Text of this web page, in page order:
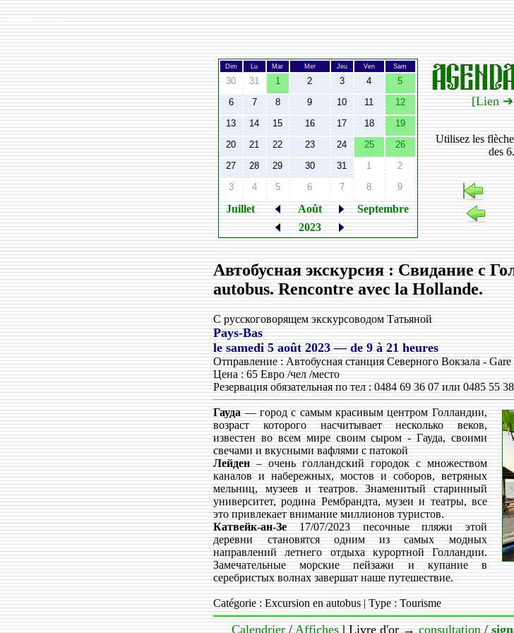
Width:1344
Dim Lu Mar Mer Jeu Ven Sam
30 31 1 2 3 4
5
6
7 8 9 10 11
12
13
14 15 16 17 18
19
20
21 22 23 24 25
26
27
28 29 30 31 1
2
3
4 5 6 7 8 9
Juillet Août
Septembre
2023
[Lien ➔
Utilisez les
des
Автобусная экскурсия : Свидание с
autobus. Rencontre avec la Hollande.
С русскоговорящем экскурсоводом Татьяной
Pays-Bas
lesamedi 5 août 2023— de 9 à 21 heures
Отправление : Автобусная станция Северного Вокзала -
Цена : 65 Евро /чел /место
Резервация обязательная по тел : 0484 69 36 07 или 0485 55
Гауда— город с самым красивым центром Голландии,
возраст которого насчитывает несколько веков,
известен во всем мире своим сыром - Гауда, своими
свечами и вкусными вафлями с патокой
Лейден– очень голландский городок с множеством
каналов и набережных, мостов и соборов, ветряных
мельниц, музеев и театров. Знаменитый старинный
университет, родина Рембрандта, музеи и театры, все
это привлекает внимание миллионов туристов.
Катвейк-ан-Зе17/07/2023 песочные пляжи этой
деревни становятся одним из самых модных
направлений летнего отдыха курортной Голландии.
Замечательные морские пейзажи и купание в
серебристых волнах завершат наше путешествие.
Catégorie : Excursion en autobus | Type : Tourisme
Calendrier/Affiches |Livre d'or →consultation/